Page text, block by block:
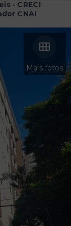
- CRECI
CNAI
Mais fotos